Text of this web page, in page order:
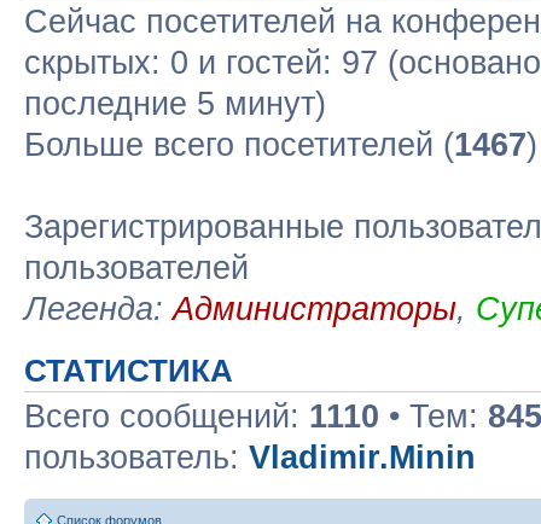
Сейчас посетителей на
скрытых: 0 и гостей: 97
последние 5 минут)
Больше всего посетителей (1467
Зарегистрированные
пользователей
Легенда:Администраторы,
СТАТИСТИКА
Всего сообщений: 1110 • Тем: 845
пользователь: Vladimir.Minin
Список форумов